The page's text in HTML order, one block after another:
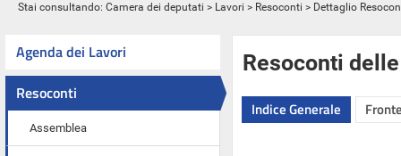
Stai consultando: Camera dei deputati > Lavori > Resoconti > Dettaglio
Agenda dei Lavori
Resoconti
Assemblea
Resoconti
Indice Generale